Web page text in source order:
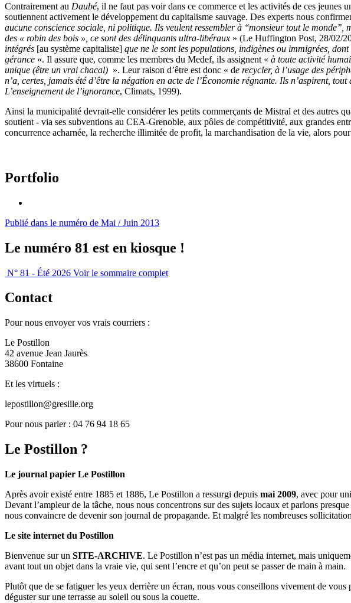
Contrairement au Daubé, il ne faut pas voir dans ce commerce et les activités de ces jeunes
soutiennent activement le développement du capitalisme sauvage. Des experts nous
aucune conscience sociale, ni politique. Ils veulent ressembler à ‘‘monsieur tout le
des « robin des bois », ce sont des délinquants ultra-libéraux » (Le Huffington Post, 28/02/
intégrés [au système capitaliste] que ne le sont les populations, indigènes ou immigrées, dont
gérance ». Il assure que, comme les membres du Medef, ils assignent « à toute activité
unique (être un vrai chacal) ». Leur raison d’être est donc « de recycler, à l’usage des
n’a, certes, jamais été d’être la négation en acte de l’Économie régnante. Ils n’aspirent,
L’enseignement de l’ignorance, Climats, 1999).
Ainsi la municipalité devrait-elle considérer les petits commerçants de Mistral et des autres
soutient - via ses subventions au CEA-Grenoble, aux pôles de compétitivité, aux grandes
concurrence acharnée, la recherche illimitée de profit, la marchandisation de la vie, alors
Portfolio
Publié dans le numéro de Mai / Juin 2013
Le numéro 81 est en kiosque !
N° 81 - Été 2026 Voir le sommaire complet
Contact
Pour nous envoyer vos vrais courriers :
Le Postillon
42 avenue Jean Jaurès
38600 Fontaine
Et les virtuels :
lepostillon@gresille.org
Pour nous parler : 04 76 94 18 65
Le Postillon ?
Le journal papier Le Postillon
Après avoir existé entre 1885 et 1886, Le Postillon a ressurgi depuis mai 2009, avec pour
Devant l’ampleur de la tâche, nous nous concentrons sur des sujets locaux et parlons
nous convaincre de devenir son journal de propagande. Et malgré les nombreuses
Le site internet du Postillon
Bienvenue sur un SITE-ARCHIVE. Le Postillon n’est pas un média internet, mais
avant tout un objet dans la vraie vie, qui sent l’encre et qu’on peut se passer de main à main.
Plutôt que de se fatiguer les yeux derrière un écran, nous vous conseillons vivement de
déguster sur une terrasse au soleil ou sous la couette.